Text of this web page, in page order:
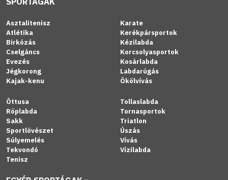
Asztalitenisz
Atlétika
Birkózás
Cselgáncs
Evezés
Jégkorong
Kajak-kenu
Karate
Kerékpársportok
Kézilabda
Korcsolyasportok
Kosárlabda
Labdarúgás
Ökölvívás
Öttusa
Röplabda
Sakk
Sportlövészet
Súlyemelés
Tekvondó
Tenisz
Tollaslabda
Tornasportok
Triatlon
Úszás
Vívás
Vízilabda